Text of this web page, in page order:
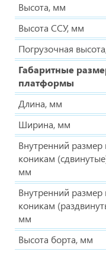
Высота, мм
Высота ССУ, мм
Погрузочная
Габаритные
платформы
Длина, мм
Ширина, мм
Внутренний размер
коникам
мм
Внутренний размер
коникам
мм
Высота борта, мм